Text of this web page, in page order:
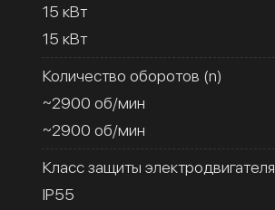
15 кВт
15 кВт
Количество оборотов (n)
~2900 об/мин
~2900 об/мин
Класс защиты электродвигателя
IP55